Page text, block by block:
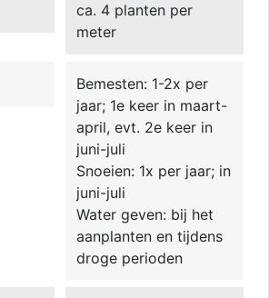
ca. 4 planten per
meter
Bemesten: 1-2x per
jaar; 1e keer in maart-
april, evt. 2e keer in
juni-juli
Snoeien: 1x per jaar; in
juni-juli
Water geven: bij het
aanplanten en tijdens
droge perioden